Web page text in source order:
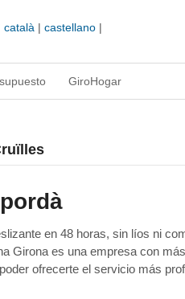
català |castellano |
GiroHogar
en 48 horas, sin líos ni
Girona es una empresa con
ofrecerte el servicio más